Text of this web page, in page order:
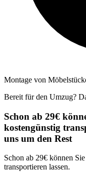
Montage von
Bereit für den Umzug?
Schon ab 29€
kostengünstig
uns um den Rest
Schon ab 29€ können
transportieren lassen.